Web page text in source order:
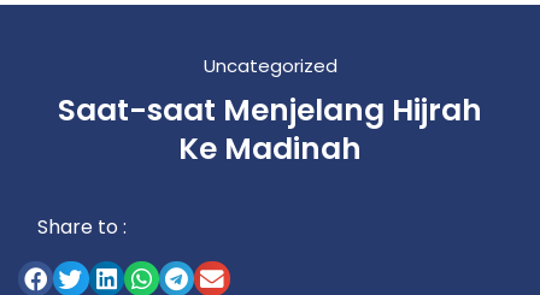
Uncategorized
Saat-saat Menjelang Hijrah
Ke Madinah
Share to :